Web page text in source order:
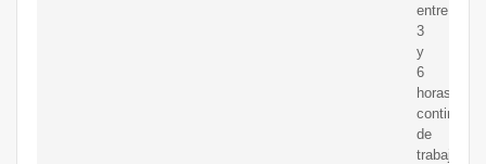
entre
3
y
6
horas
continuas
de
trabajo)